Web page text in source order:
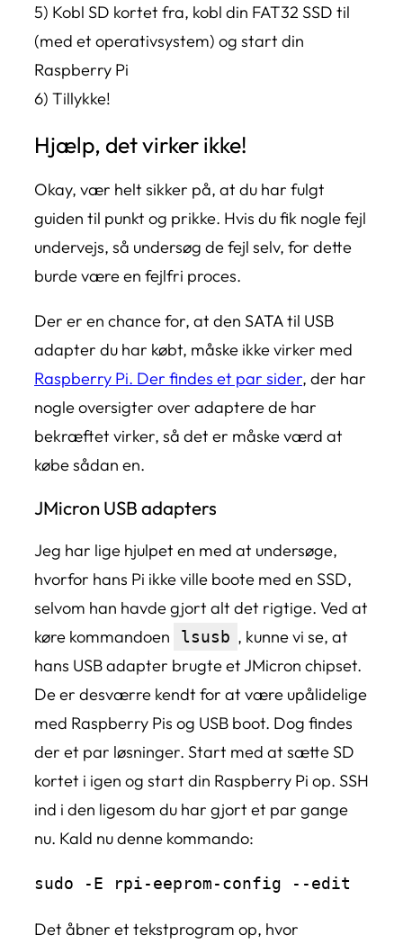
5) Kobl SD kortet fra, kobl din FAT32 SSD til
(med et operativsystem) og start din
Raspberry Pi
6) Tillykke!
Hjælp, det virker ikke!
Okay, vær helt sikker på, at du har fulgt
guiden til punkt og prikke. Hvis du fik nogle fejl
undervejs, så undersøg de fejl selv, for dette
burde være en fejlfri proces.
Der er en chance for, at den SATA til USB
adapter du har købt, måske ikke virker med
Raspberry Pi. Der findes et par sider, der har
nogle oversigter over adaptere de har
bekræftet virker, så det er måske værd at
købe sådan en.
JMicron USB adapters
Jeg har lige hjulpet en med at undersøge,
hvorfor hans Pi ikke ville boote med en SSD,
selvom han havde gjort alt det rigtige. Ved at
køre kommandoen
lsusb , kunne vi se, at
hans USB adapter brugte et JMicron chipset.
De er desværre kendt for at være upålidelige
med Raspberry Pis og USB boot. Dog findes
der et par løsninger. Start med at sætte SD
kortet i igen og start din Raspberry Pi op. SSH
ind i den ligesom du har gjort et par gange
nu. Kald nu denne kommando:
sudo -E rpi-eeprom-config --edit
Det åbner et tekstprogram op, hvor